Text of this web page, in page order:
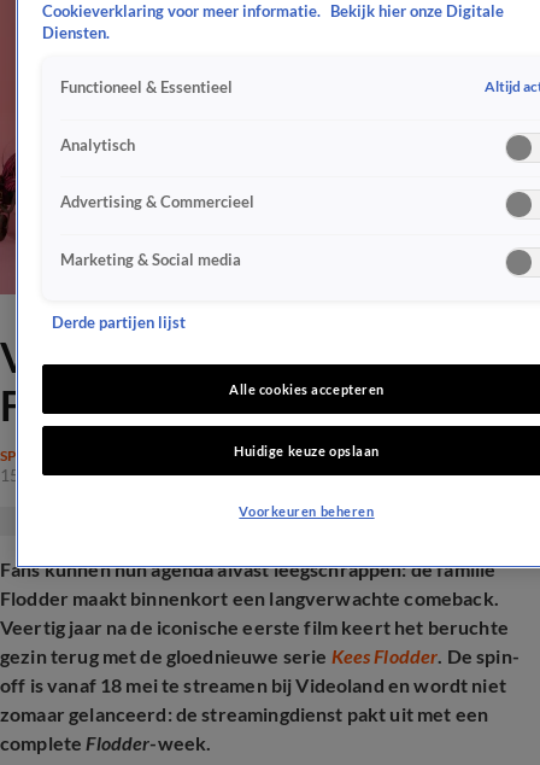
Vanaf déze datum is de
Flodder-spin-off te zien
SPRAAKMAKEND
15 apr 2026, 14:25
Fans kunnen hun agenda alvast leegschrappen: de familie
Flodder maakt binnenkort een langverwachte comeback.
Veertig jaar na de iconische eerste film keert het beruchte
gezin terug met de gloednieuwe serie Kees Flodder. De spin-
off is vanaf 18 mei te streamen bij Videoland en wordt niet
zomaar gelanceerd: de streamingdienst pakt uit met een
completeFlodder-week.
Cookieverklaring voor meer informatie.
Bekijk hier onze Digitale
Diensten.
Functioneel & Essentieel Altijd
Analytisch
Advertising & Commercieel
Marketing & Social media
Derde partijen lijst
Alle cookies accepteren
Huidige keuze opslaan
Voorkeuren beheren